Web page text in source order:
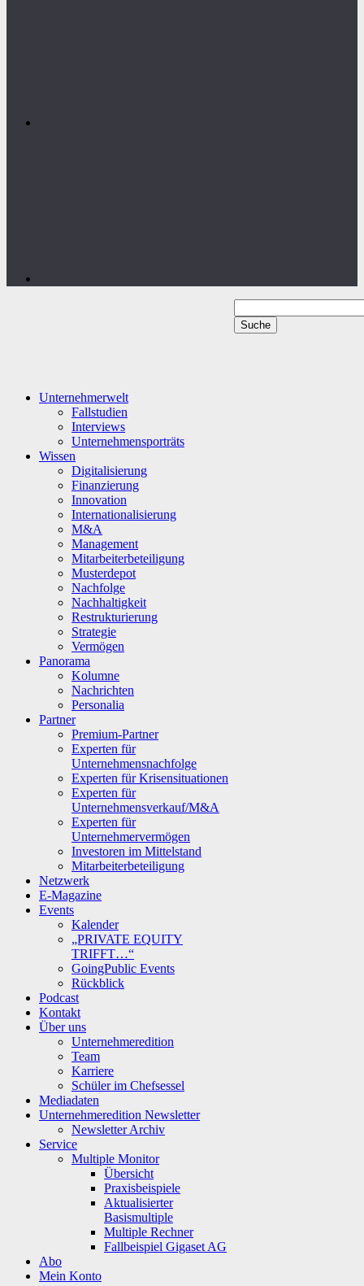
Unternehmerwelt
Fallstudien
Interviews
Unternehmensporträts
Wissen
Digitalisierung
Finanzierung
Innovation
Internationalisierung
M&A
Management
Mitarbeiterbeteiligung
Musterdepot
Nachfolge
Nachhaltigkeit
Restrukturierung
Strategie
Vermögen
Panorama
Kolumne
Nachrichten
Personalia
Partner
Premium-Partner
Experten für
Unternehmensnachfolge
Experten für Krisensituationen
Experten für
Unternehmensverkauf/M&A
Experten für
Unternehmervermögen
Investoren im Mittelstand
Mitarbeiterbeteiligung
Netzwerk
E-Magazine
Events
Kalender
„PRIVATE EQUITY
TRIFFT…“
GoingPublic Events
Rückblick
Podcast
Kontakt
Über uns
Unternehmeredition
Team
Karriere
Schüler im Chefsessel
Mediadaten
Unternehmeredition Newsletter
Newsletter Archiv
Service
Multiple Monitor
Übersicht
Praxisbeispiele
Aktualisierter
Basismultiple
Multiple Rechner
Fallbeispiel Gigaset AG
Abo
Mein Konto